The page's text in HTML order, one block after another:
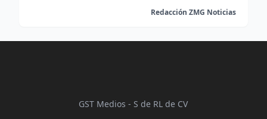
Redacción ZMG Noticias
GST Medios - S de RL de CV